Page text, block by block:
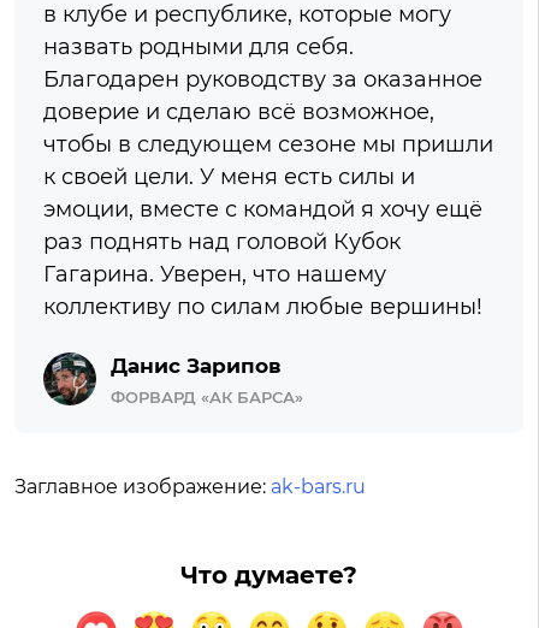
в клубе и республике, которые могу
назвать родными для себя.
Благодарен руководству за оказанное
доверие и сделаю всё возможное,
чтобы в следующем сезоне мы пришли
к своей цели. У меня есть силы и
эмоции, вместе с командой я хочу ещё
раз поднять над головой Кубок
Гагарина. Уверен, что нашему
коллективу по силам любые вершины!
Данис Зарипов
ФОРВАРД «АК БАРСА»
Заглавное изображение: ak-bars.ru
Что думаете?